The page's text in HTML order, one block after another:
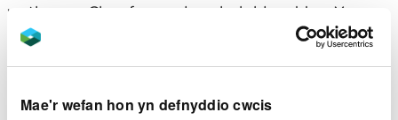
Mae'r wefan hon yn defnyddio cwcis
wythnos o Chwefror ymlaen bob blwyddyn. Y
dyddiad cau ar gyfer cyflwyno data yw31 Mawrth
Mae’n rhaid i chi adrodd ar ddata allyriadau ar